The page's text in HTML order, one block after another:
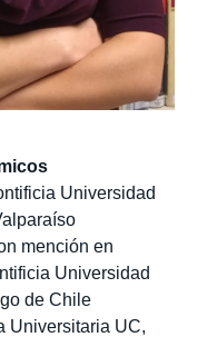
Universidad
mención en
Universidad
de Chile
Universitaria UC,